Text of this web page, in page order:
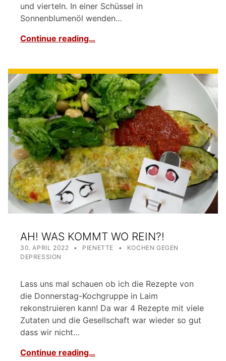
und vierteln. In einer Schüssel in
Sonnenblumenöl wenden…
Continue reading…
AH! WAS KOMMT WO REIN?!
30. APRIL 2022 PIENETTE CATEGORIZED IN:
KOCHEN GEGEN
DEPRESSION
Lass uns mal schauen ob ich die Rezepte von
die Donnerstag-Kochgruppe in Laim
rekonstruieren kann! Da war 4 Rezepte mit viele
Zutaten und die Gesellschaft war wieder so gut
dass wir nicht…
Continue reading…